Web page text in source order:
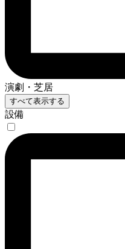
演劇・芝居
すべて表示する
設備